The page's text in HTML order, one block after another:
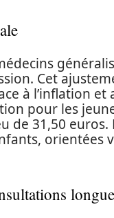
Cet
à l’inflation
pour les
de 31,50
orientées